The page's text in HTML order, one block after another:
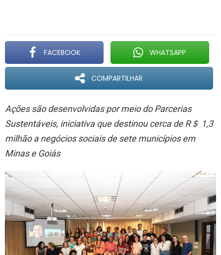
FACEBOOK WHATSAPP
COMPARTILHAR
Ações são desenvolvidas por meio do Parcerias
Sustentáveis, iniciativa que destinou cerca de R＄ 1,3
milhão a negócios sociais de sete municípios em
Minas e Goiás